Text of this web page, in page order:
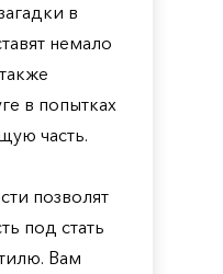
в
немало
в попытках
часть.
позволят
под стать
Вам